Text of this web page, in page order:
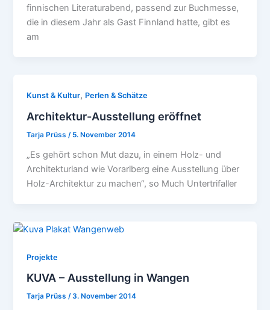
finnischen Literaturabend, passend zur Buchmesse,
die in diesem Jahr als Gast Finnland hatte, gibt es
am
Kunst & Kultur, Perlen & Schätze
Architektur-Ausstellung eröffnet
Tarja Prüss / 5. November 2014
„Es gehört schon Mut dazu, in einem Holz- und
Architekturland wie Vorarlberg eine Ausstellung über
Holz-Architektur zu machen“, so Much Untertrifaller
Projekte
KUVA – Ausstellung in Wangen
Tarja Prüss/3. November 2014